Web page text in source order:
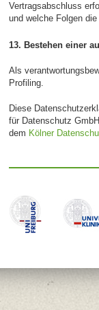
Vertragsabschluss
und welche Folgen
13. Bestehen einer
Als
Profiling.
Diese
für Datenschutz
dem Kölner